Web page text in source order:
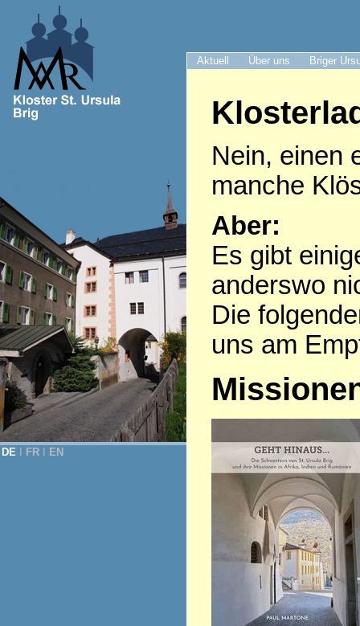
Aktuell Über uns Briger
DE FR EN
Nein, einen
manche
Aber:
Es gibt
anderswo
Die
uns am